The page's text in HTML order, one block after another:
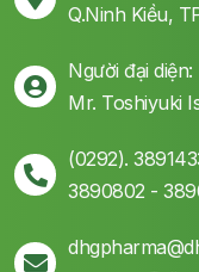
Q.Ninh Kiều,
Người đại diện:
Mr. Toshiyuki
(0292).
3890802 -